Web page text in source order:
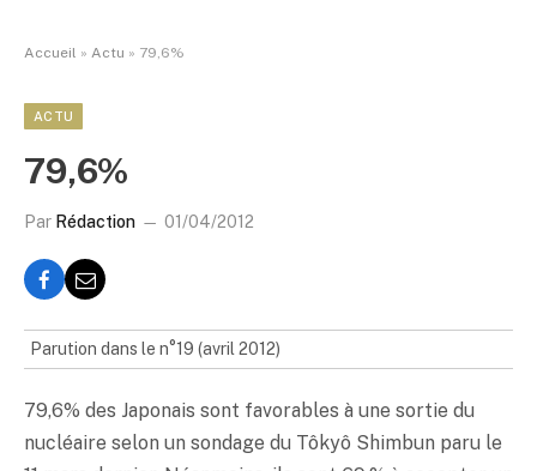
Accueil » Actu » 79,6%
ACTU
79,6%
Par Rédaction 01/04/2012
Parution dans le n°19 (avril 2012)
79,6% des Japonais sont favorables à une sortie du
nucléaire selon un sondage du Tôkyô Shimbun paru le